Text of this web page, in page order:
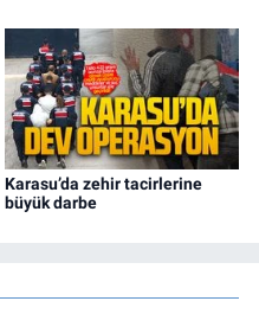
Karasu’da zehir tacirlerine
büyük darbe